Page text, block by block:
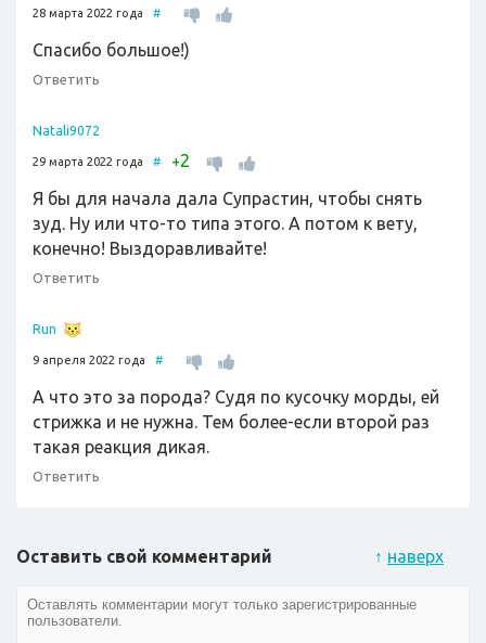
28 марта 2022 года #
Спасибо большое!)
Ответить
Natali9072
29 марта 2022 года # +2
Я бы для начала дала Супрастин, чтобы снять
зуд. Ну или что-то типа этого. А потом к вету,
конечно! Выздоравливайте!
Ответить
Run
9 апреля 2022 года #
А что это за порода? Судя по кусочку морды, ей
стрижка и не нужна. Тем более-если второй раз
такая реакция дикая.
Ответить
↑ наверх
Оставить свой комментарий